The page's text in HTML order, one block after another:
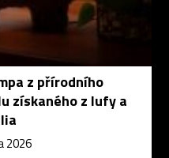
z přírodního
získaného z lufy a
2026